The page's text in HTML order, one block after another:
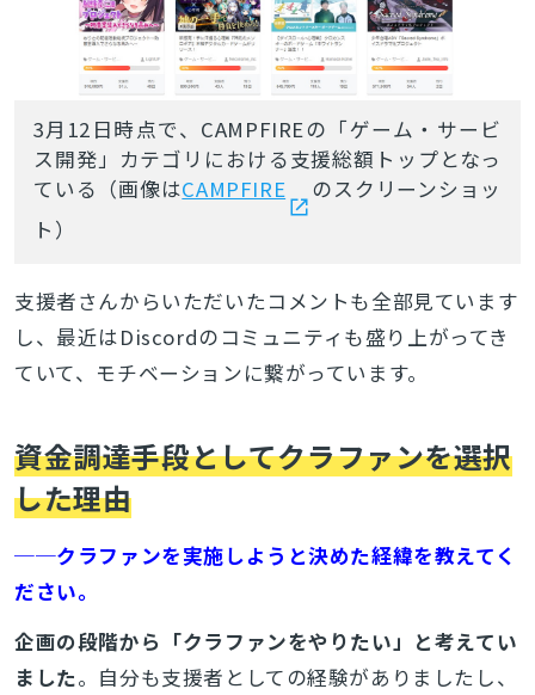
3月12日時点で、CAMPFIREの「ゲーム・サービ
ス開発」カテゴリにおける支援総額トップとなっ
ている（画像はCAMPFIRE
のスクリーンショッ
ト）
支援者さんからいただいたコメントも全部見ています
し、最近はDiscordのコミュニティも盛り上がってき
ていて、モチベーションに繋がっています。
資金調達手段としてクラファンを選択
した理由
──クラファンを実施しようと決めた経緯を教えてく
ださい。
企画の段階から「クラファンをやりたい」と考えてい
ました。自分も支援者としての経験がありましたし、